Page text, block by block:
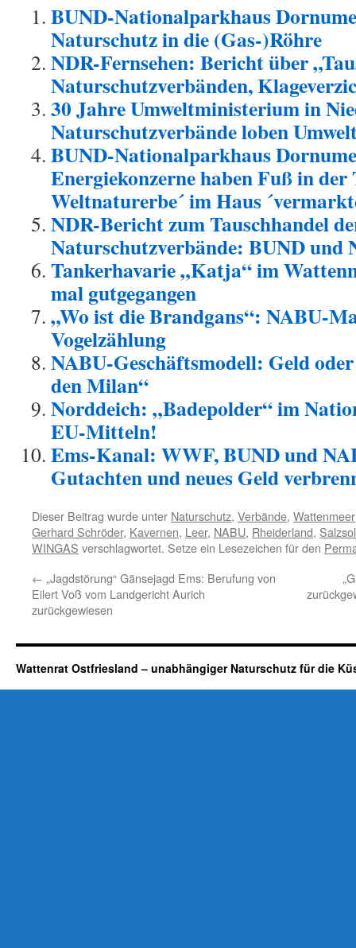
BUND-Nationalparkhaus
Naturschutz in die (Gas-)Röhre
NDR-Fernsehen: Bericht über
Naturschutzverbänden,
30 Jahre Umweltministerium in
Naturschutzverbände loben
BUND-Nationalparkhaus
Energiekonzerne haben Fuß in
Weltnaturerbe´ im Haus
NDR-Bericht zum Tauschhandel
Naturschutzverbände: BUND und
Tankerhavarie „Katja“ im
mal gutgegangen
„Wo ist die Brandgans“: NABU-
Vogelzählung
NABU-Geschäftsmodell: Geld
den Milan“
Norddeich: „Badepolder“ im
EU-Mitteln!
Ems-Kanal: WWF, BUND und
Gutachten und neues Geld
Dieser Beitrag wurde unter Naturschutz, Verbände, Wattenmeer
Gerhard Schröder, Kavernen, Leer, NABU, Rheiderland,
WINGAS verschlagwortet. Setze ein Lesezeichen für den
← „Jagdstörung“ Gänsejagd Ems: Berufung von
Eilert Voß vom Landgericht Aurich
zurückgewiesen
Wattenrat Ostfriesland – unabhängiger Naturschutz für die